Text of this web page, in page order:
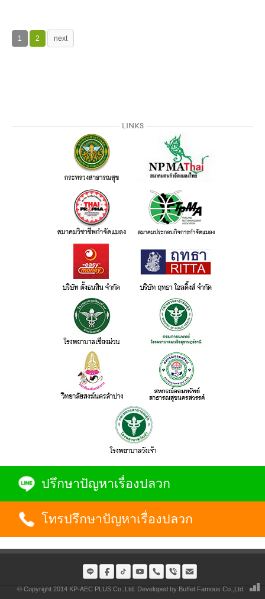
1 2 next
© Copyright 2014 KP-AEC PLUS Co.,Ltd. Developed by Buffet Famous Co.,Ltd.
ปรึกษาปัญหาเรื่องปลวก
โทรปรึกษาปัญหาเรื่องปลวก